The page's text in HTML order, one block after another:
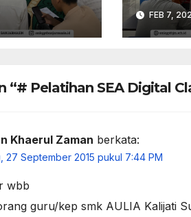
FEB 7,
“# Pelatihan SEA Digital
Khaerul Zaman berkata:
27 September 2015 pukul 7:44 PM
wbb
guru/kep smk AULIA Kalijati